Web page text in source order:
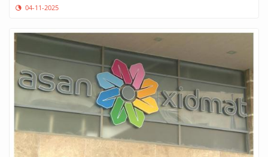
04-11-2025